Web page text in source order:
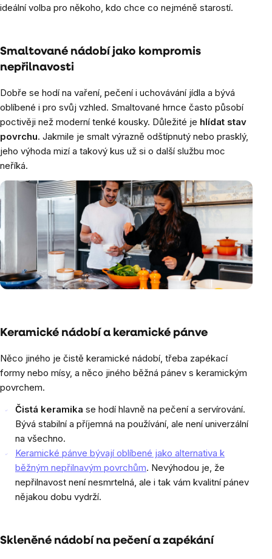
ideální volba pro někoho, kdo chce co nejméně starostí.
Smaltované nádobí jako kompromis
nepřilnavosti
Dobře se hodí na vaření, pečení i uchovávání jídla a bývá
oblíbené i pro svůj vzhled. Smaltované hrnce často působí
poctivěji než moderní tenké kousky. Důležité je hlídat stav
povrchu. Jakmile je smalt výrazně odštípnutý nebo prasklý,
jeho výhoda mizí a takový kus už si o další službu moc
neříká.
Keramické nádobí a keramické pánve
Něco jiného je čistě keramické nádobí, třeba zapékací
formy nebo mísy, a něco jiného běžná pánev s keramickým
povrchem.
Čistá keramika se hodí hlavně na pečení a servírování.
Bývá stabilní a příjemná na používání, ale není univerzální
na všechno.
Keramické pánve bývají oblíbené jako alternativa k
běžným nepřilnavým povrchům. Nevýhodou je, že
nepřilnavost není nesmrtelná, ale i tak vám kvalitní pánev
nějakou dobu vydrží.
Skleněné nádobí na pečení a zapékání